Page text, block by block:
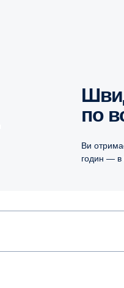
Швидка доставка
по
Ви
годин — в